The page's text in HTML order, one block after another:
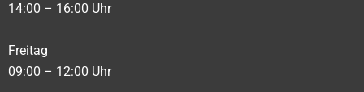
14:00 – 16:00 Uhr
Freitag
09:00 – 12:00 Uhr